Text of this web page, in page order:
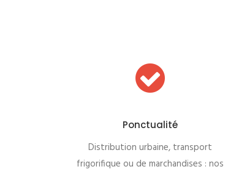
Ponctualité
Distribution urbaine, transport
frigorifique ou de marchandises : nos